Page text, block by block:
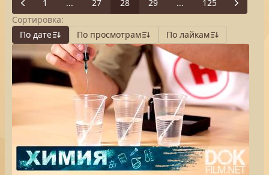
Previous
1 ... 27 28 29 ... 125
Next
Сортировка:
По дате
По просмотрам По лайкам